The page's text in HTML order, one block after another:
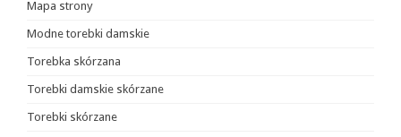
Mapa strony
Modne torebki damskie
Torebka skórzana
Torebki damskie skórzane
Torebki skórzane